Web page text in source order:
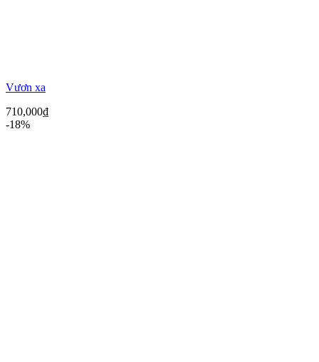
Vươn xa
710,000₫
-18%